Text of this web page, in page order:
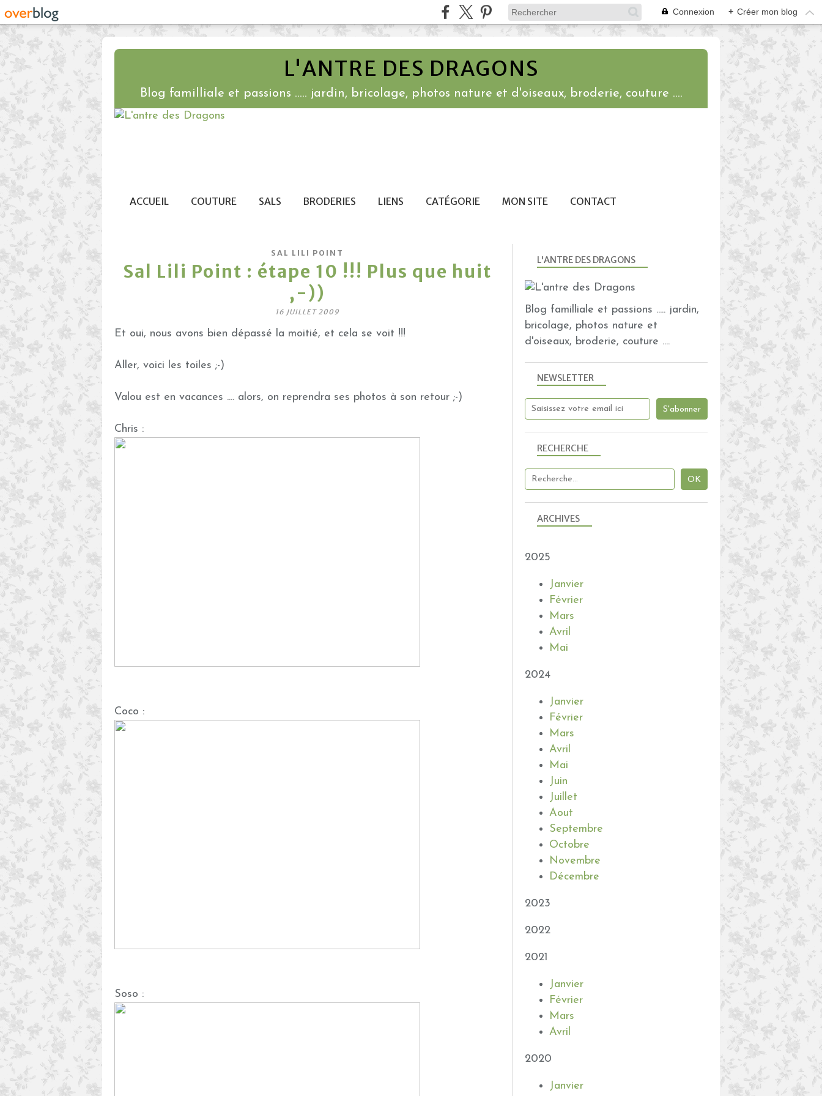
Connexion + Créer mon blog
L'ANTRE DES DRAGONS
Blog familliale et passions ..... jardin, bricolage, photos nature et d'oiseaux, broderie, couture ....
ACCUEIL COUTURE SALS BRODERIES LIENS CATÉGORIE MON SITE CONTACT
SAL LILI POINT
Sal Lili Point : étape 10 !!! Plus que huit
,-))
16 JUILLET 2009
Et oui, nous avons bien dépassé la moitié, et cela se voit !!!
Aller, voici les toiles ;-)
Valou est en vacances .... alors, on reprendra ses photos à son retour ;-)
Chris :
Coco :
Soso :
NEWSLETTER
RECHERCHE
L'ANTRE DES DRAGONS
Blog familliale et passions ..... jardin,
bricolage, photos nature et
d'oiseaux, broderie, couture ....
ARCHIVES
2025
Janvier
Février
Mars
Avril
Mai
2024
Janvier
Février
Mars
Avril
Mai
Juin
Juillet
Aout
Septembre
Octobre
Novembre
Décembre
2023
2022
2021
Janvier
Février
Mars
Avril
2020
Janvier